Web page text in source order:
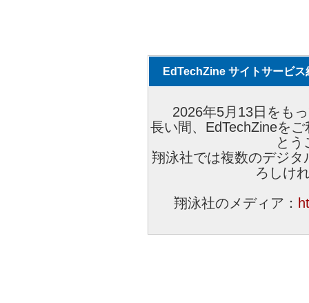
EdTechZine サイトサービス
2026年5月13日をも
長い間、EdTechZineを
とう
翔泳社では複数のデジ
ろしけ
翔泳社のメディア：